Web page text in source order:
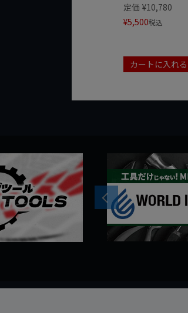
定価 ¥10,780
¥5,500税込
カートに入れる
Previous